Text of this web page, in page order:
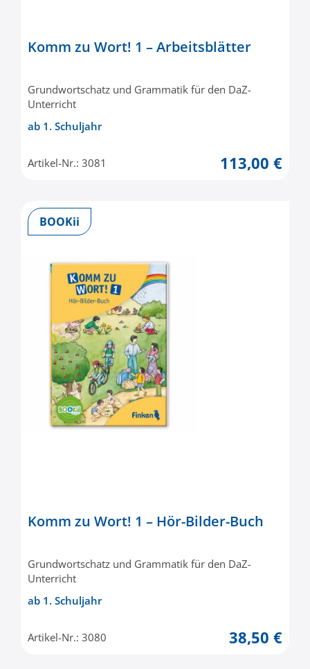
Komm zu Wort! 1 – Arbeitsblätter
Grundwortschatz und Grammatik für den DaZ-
Unterricht
ab 1. Schuljahr
Artikel-Nr.: 3081 113,00 €
BOOKii
Komm zu Wort! 1 – Hör-Bilder-Buch
Grundwortschatz und Grammatik für den DaZ-
Unterricht
ab 1. Schuljahr
Artikel-Nr.: 3080 38,50 €